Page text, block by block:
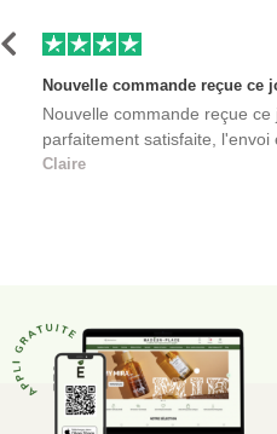
Nouvelle commande reçue
parfaitement satisfaite, l'envoi
Claire
Précédent